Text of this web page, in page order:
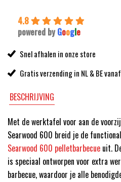
4.8
powered by Google
Snel afhalen in onze store
Gratis verzending in NL & BE
BESCHRIJVING
Met de werktafel voor aan de
Searwood 600 breid je de
Searwood 600 pelletbarbecue uit.
is speciaal ontworpen voor extra
barbecue, waardoor je alle